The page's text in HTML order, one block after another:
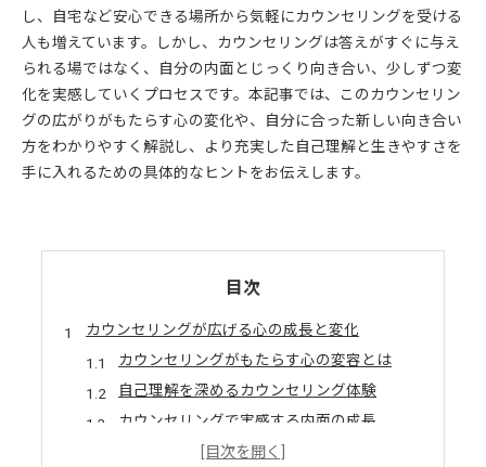
し、自宅など安心できる場所から気軽にカウンセリングを受ける
人も増えています。しかし、カウンセリングは答えがすぐに与え
られる場ではなく、自分の内面とじっくり向き合い、少しずつ変
化を実感していくプロセスです。本記事では、このカウンセリン
グの広がりがもたらす心の変化や、自分に合った新しい向き合い
方をわかりやすく解説し、より充実した自己理解と生きやすさを
手に入れるための具体的なヒントをお伝えします。
目次
カウンセリングが広げる心の成長と変化
カウンセリングがもたらす心の変容とは
自己理解を深めるカウンセリング体験
カウンセリングで実感する内面の成長
カウンセリングが支える感情の整理法